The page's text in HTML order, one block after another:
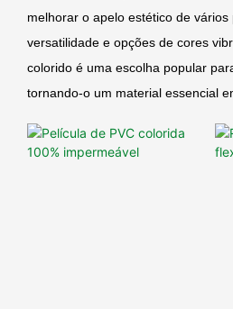
melhorar o apelo estético de
versatilidade e opções de cores
colorido é uma escolha popular
tornando-o um material essencial